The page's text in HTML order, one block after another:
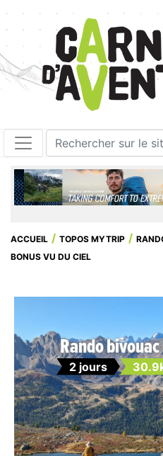
ACCUEIL TOPOS MYTRIP
BONUS VU DU CIEL
Rando
2 jours